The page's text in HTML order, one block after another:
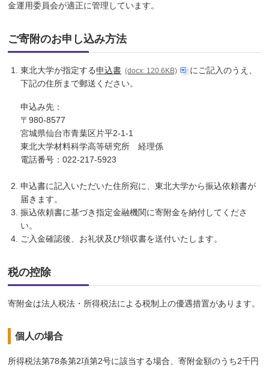
金運用委員会が適正に管理しています。
ご寄附のお申し込み方法
東北大学が指定する申込書 (docx: 120.6KB)
にご記入のうえ、
下記の住所まで郵送ください。
申込み先：
〒980-8577
宮城県仙台市青葉区片平2-1-1
東北大学材料科学高等研究所 経理係
電話番号：022-217-5923
申込書に記入いただいた住所宛に、東北大学から振込依頼書が
届きます。
振込依頼書に基づき指定金融機関に寄附金を納付してくださ
い。
ご入金確認後、お礼状及び領収書を送付いたします。
税の控除
寄附金は法人税法・所得税法による税制上の優遇措置があります。
個人の場合
所得税法第78条第2項第2号に該当する場合、寄附金額のうち2千円